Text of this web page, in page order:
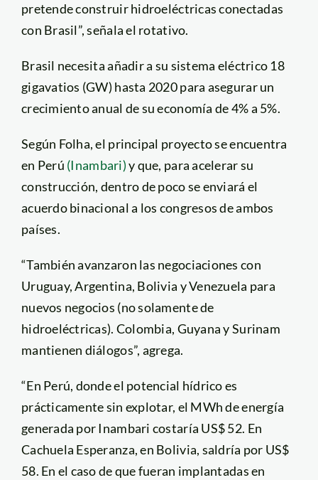
pretende construir hidroeléctricas conectadas
con Brasil”, señala el rotativo.
Brasil necesita añadir a su sistema eléctrico 18
gigavatios (GW) hasta 2020 para asegurar un
crecimiento anual de su economía de 4% a 5%.
Según Folha, el principal proyecto se encuentra
en Perú (Inambari)y que, para acelerar su
construcción, dentro de poco se enviará el
acuerdo binacional a los congresos de ambos
países.
“También avanzaron las negociaciones con
Uruguay, Argentina, Bolivia y Venezuela para
nuevos negocios (no solamente de
hidroeléctricas). Colombia, Guyana y Surinam
mantienen diálogos”, agrega.
“En Perú, donde el potencial hídrico es
prácticamente sin explotar, el MWh de energía
generada por Inambari costaría US$ 52. En
Cachuela Esperanza, en Bolivia, saldría por US$
58. En el caso de que fueran implantadas en